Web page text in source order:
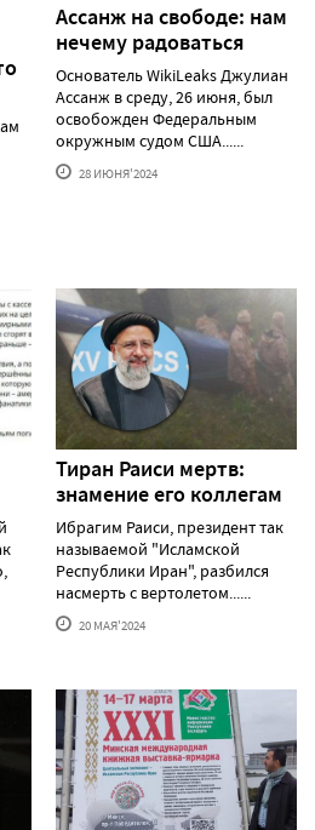
Ассанж на свободе: нам
нечему радоваться
Основатель WikiLeaks Джулиан
Ассанж в среду, 26 июня, был
освобожден Федеральным
окружным судом США......
28 ИЮНЯ'2024
Тиран Раиси мертв:
знамение его коллегам
Ибрагим Раиси, президент так
называемой "Исламской
Республики Иран", разбился
насмерть с вертолетом......
20 МАЯ'2024